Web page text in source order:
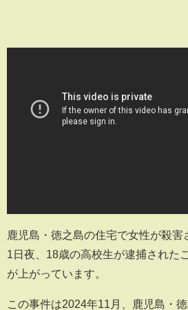
鹿児島・徳之島の住宅で女性が殺害
1日夜、18歳の高校生が逮捕された
が上がっています。
この事件は2024年11月、鹿児島・